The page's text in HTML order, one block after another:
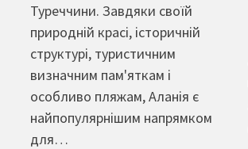
Туреччини. Завдяки своїй
природній красі, історичній
структурі, туристичним
визначним пам'яткам і
особливо пляжам, Аланія є
найпопулярнішим напрямком
для…